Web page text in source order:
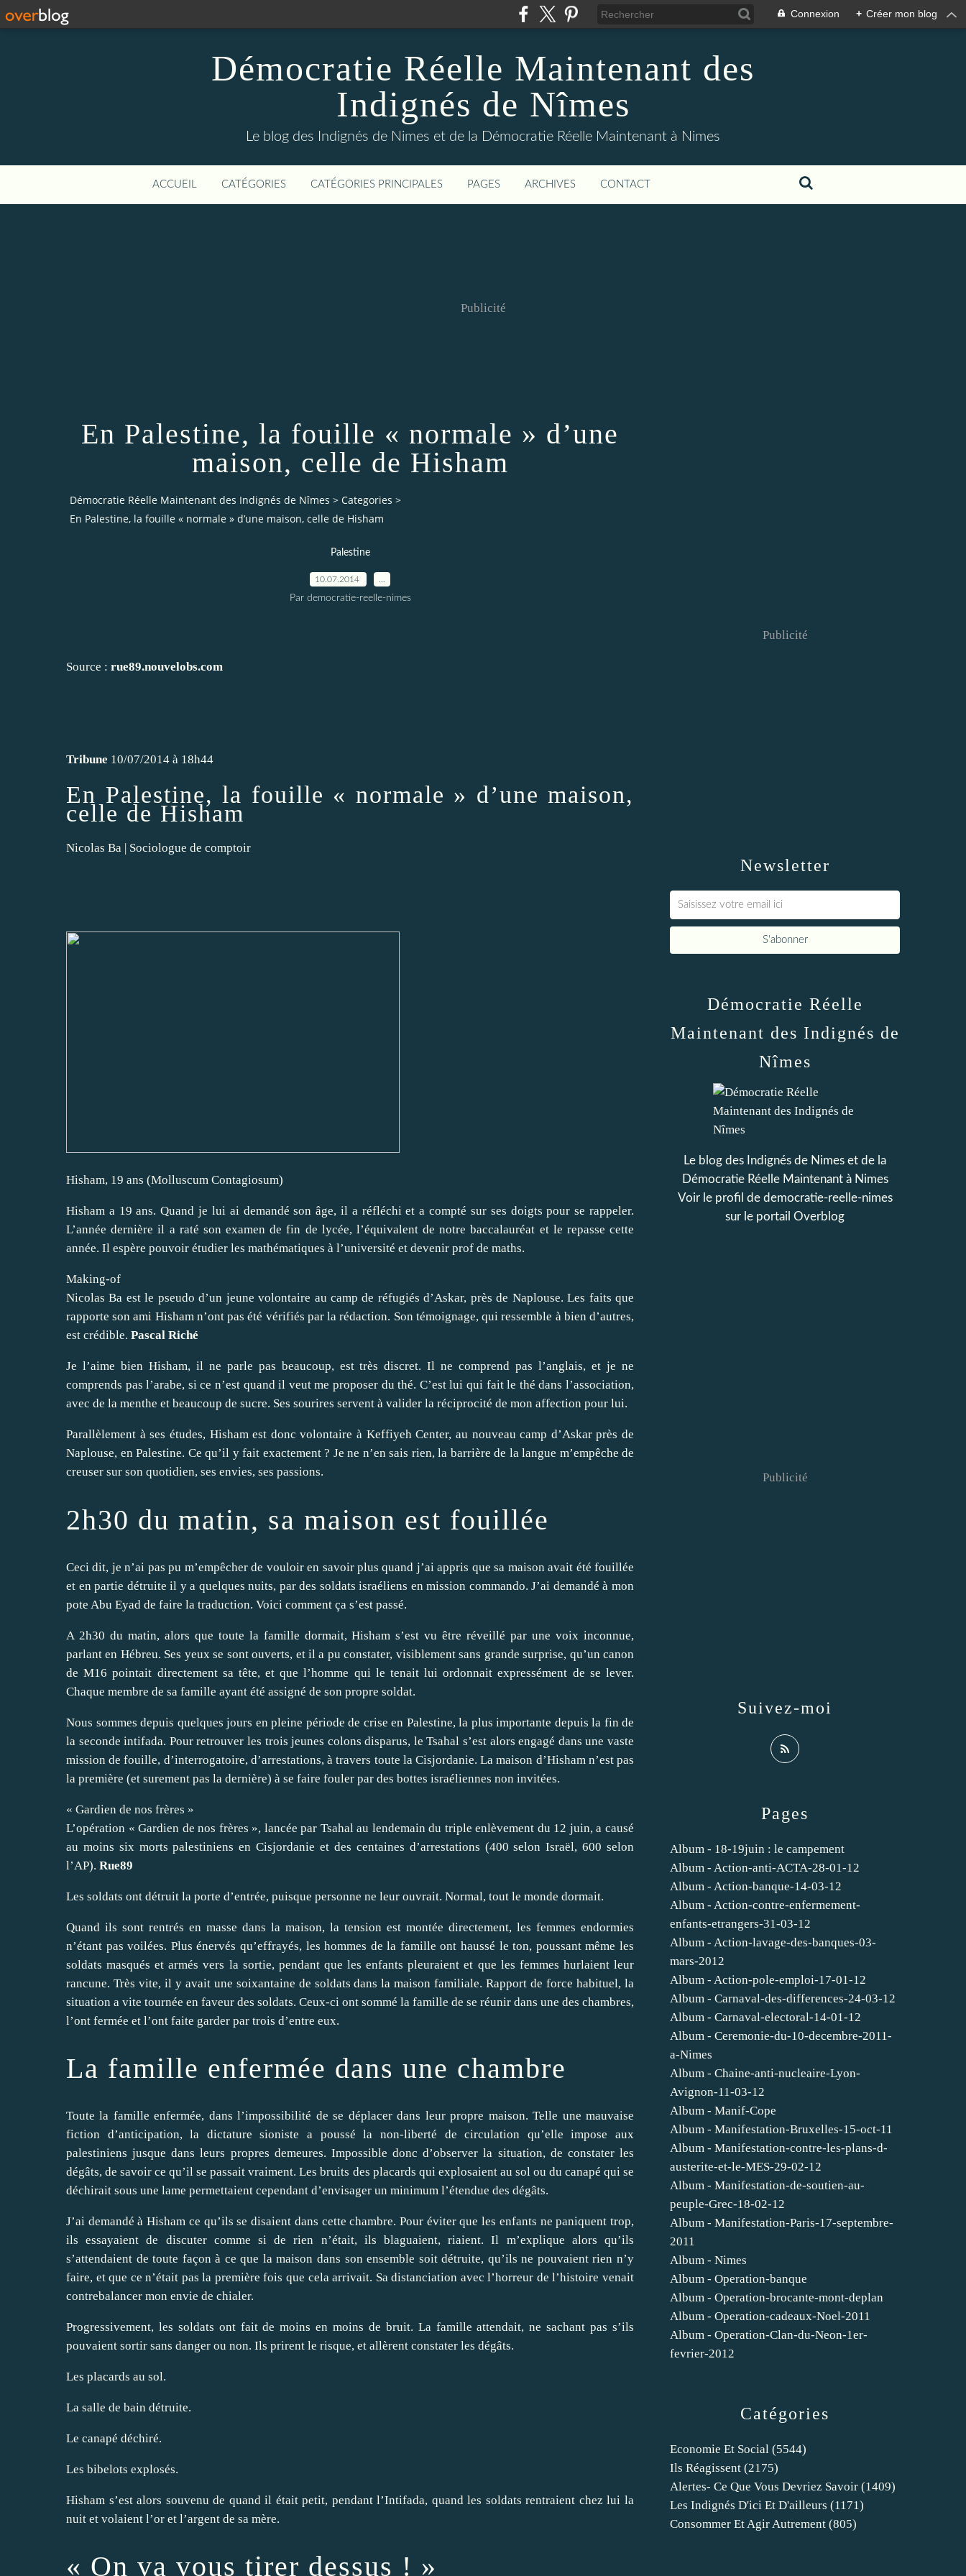
Connexion + Créer mon blog
Démocratie Réelle Maintenant des
Indignés de Nîmes
Le blog des Indignés de Nimes et de la Démocratie Réelle Maintenant à Nimes
ACCUEIL CATÉGORIES CATÉGORIES PRINCIPALES PAGES ARCHIVES CONTACT
Publicité
En Palestine, la fouille « normale » d’une
maison, celle de Hisham
Démocratie Réelle Maintenant des Indignés de Nîmes > Categories >
En Palestine, la fouille « normale » d’une maison, celle de Hisham
Palestine
10.07.2014
Par democratie-reelle-nimes
Source : rue89.nouvelobs.com
Tribune 10/07/2014 à 18h44
En Palestine, la fouille « normale » d’une maison,
celle de Hisham
Nicolas Ba Sociologue de comptoir
Hisham, 19 ans (Molluscum Contagiosum)
Hisham a 19 ans. Quand je lui ai demandé son âge, il a réfléchi et a compté sur ses doigts pour se rappeler.
L’année dernière il a raté son examen de fin de lycée, l’équivalent de notre baccalauréat et le repasse cette
année. Il espère pouvoir étudier les mathématiques à l’université et devenir prof de maths.
Making-of
Nicolas Ba est le pseudo d’un jeune volontaire au camp de réfugiés d’Askar, près de Naplouse. Les faits que
rapporte son ami Hisham n’ont pas été vérifiés par la rédaction. Son témoignage, qui ressemble à bien d’autres,
est crédible. Pascal Riché
Je l’aime bien Hisham, il ne parle pas beaucoup, est très discret. Il ne comprend pas l’anglais, et je ne
comprends pas l’arabe, si ce n’est quand il veut me proposer du thé. C’est lui qui fait le thé dans l’association,
avec de la menthe et beaucoup de sucre. Ses sourires servent à valider la réciprocité de mon affection pour lui.
Parallèlement à ses études, Hisham est donc volontaire à Keffiyeh Center, au nouveau camp d’Askar près de
Naplouse, en Palestine. Ce qu’il y fait exactement ? Je ne n’en sais rien, la barrière de la langue m’empêche de
creuser sur son quotidien, ses envies, ses passions.
2h30 du matin, sa maison est fouillée
Ceci dit, je n’ai pas pu m’empêcher de vouloir en savoir plus quand j’ai appris que sa maison avait été fouillée
et en partie détruite il y a quelques nuits, par des soldats israéliens en mission commando. J’ai demandé à mon
pote Abu Eyad de faire la traduction. Voici comment ça s’est passé.
A 2h30 du matin, alors que toute la famille dormait, Hisham s’est vu être réveillé par une voix inconnue,
parlant en Hébreu. Ses yeux se sont ouverts, et il a pu constater, visiblement sans grande surprise, qu’un canon
de M16 pointait directement sa tête, et que l’homme qui le tenait lui ordonnait expressément de se lever.
Chaque membre de sa famille ayant été assigné de son propre soldat.
Nous sommes depuis quelques jours en pleine période de crise en Palestine, la plus importante depuis la fin de
la seconde intifada. Pour retrouver les trois jeunes colons disparus, leTsahal s’est alors engagé dans une vaste
mission de fouille, d’interrogatoire, d’arrestations, à travers toute la Cisjordanie. La maison d’Hisham n’est pas
la première (et surement pas la dernière) à se faire fouler par des bottes israéliennes non invitées.
« Gardien de nos frères »
L’opération « Gardien de nos frères », lancée par Tsahal au lendemain du triple enlèvement du 12 juin, a causé
au moins six morts palestiniens en Cisjordanie et des centaines d’arrestations (400 selon Israël, 600 selon
l’AP). Rue89
Les soldats ont détruit la porte d’entrée, puisque personne ne leur ouvrait. Normal, tout le monde dormait.
Quand ils sont rentrés en masse dans la maison, la tension est montée directement, les femmes endormies
n’étant pas voilées. Plus énervés qu’effrayés, les hommes de la famille ont haussé le ton, poussant même les
soldats masqués et armés vers la sortie, pendant que les enfants pleuraient et que les femmes hurlaient leur
rancune. Très vite, il y avait une soixantaine de soldats dans la maison familiale. Rapport de force habituel, la
situation a vite tournée en faveur des soldats. Ceux-ci ont sommé la famille de se réunir dans une des chambres,
l’ont fermée et l’ont faite garder par trois d’entre eux.
La famille enfermée dans une chambre
Toute la famille enfermée, dans l’impossibilité de se déplacer dans leur propre maison. Telle une mauvaise
fiction d’anticipation, la dictature sioniste a poussé la non-liberté de circulation qu’elle impose aux
palestiniens jusque dans leurs propres demeures. Impossible donc d’observer la situation, de constater les
dégâts, de savoir ce qu’il se passait vraiment. Les bruits des placards qui explosaient au sol ou du canapé qui se
déchirait sous une lame permettaient cependant d’envisager un minimum l’étendue des dégâts.
J’ai demandé à Hisham ce qu’ils se disaient dans cette chambre. Pour éviter que les enfants ne paniquent trop,
ils essayaient de discuter comme si de rien n’était, ils blaguaient, riaient. Il m’explique alors qu’ils
s’attendaient de toute façon à ce que la maison dans son ensemble soit détruite, qu’ils ne pouvaient rien n’y
faire, et que ce n’était pas la première fois que cela arrivait. Sa distanciation avec l’horreur de l’histoire venait
contrebalancer mon envie de chialer.
Progressivement, les soldats ont fait de moins en moins de bruit. La famille attendait, ne sachant pas s’ils
pouvaient sortir sans danger ou non. Ils prirent le risque, et allèrent constater les dégâts.
Les placards au sol.
La salle de bain détruite.
Le canapé déchiré.
Les bibelots explosés.
Hisham s’est alors souvenu de quand il était petit, pendant l’Intifada, quand les soldats rentraient chez lui la
nuit et volaient l’or et l’argent de sa mère.
« On va vous tirer dessus ! »
Newsletter
Publicité
Catégories
Economie Et Social (5544)
Ils Réagissent (2175)
Alertes- Ce Que Vous Devriez Savoir (1409)
Les Indignés D'ici Et D'ailleurs (1171)
Consommer Et Agir Autrement (805)
Pages
Album - 18-19juin : le campement
Album - Action-anti-ACTA-28-01-12
Album - Action-banque-14-03-12
Album - Action-contre-enfermement-
enfants-etrangers-31-03-12
Album - Action-lavage-des-banques-03-
mars-2012
Album - Action-pole-emploi-17-01-12
Album - Carnaval-des-differences-24-03-12
Album - Carnaval-electoral-14-01-12
Album - Ceremonie-du-10-decembre-2011-
a-Nimes
Album - Chaine-anti-nucleaire-Lyon-
Avignon-11-03-12
Album - Manif-Cope
Album - Manifestation-Bruxelles-15-oct-11
Album - Manifestation-contre-les-plans-d-
austerite-et-le-MES-29-02-12
Album - Manifestation-de-soutien-au-
peuple-Grec-18-02-12
Album - Manifestation-Paris-17-septembre-
2011
Album - Nimes
Album - Operation-banque
Album - Operation-brocante-mont-deplan
Album - Operation-cadeaux-Noel-2011
Album - Operation-Clan-du-Neon-1er-
fevrier-2012
Démocratie Réelle
Maintenant des Indignés de
Nîmes
Le blog des Indignés de Nimes et de la
Démocratie Réelle Maintenant à Nimes
Voir le profil de democratie-reelle-nimes
sur le portail Overblog
Suivez-moi
Publicité